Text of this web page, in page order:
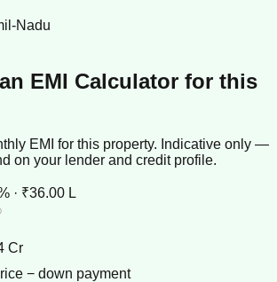
Nadu
EMI Calculator for this
EMI for this property. Indicative only —
on your lender and credit profile.
· ₹36.00 L
Cr
− down payment